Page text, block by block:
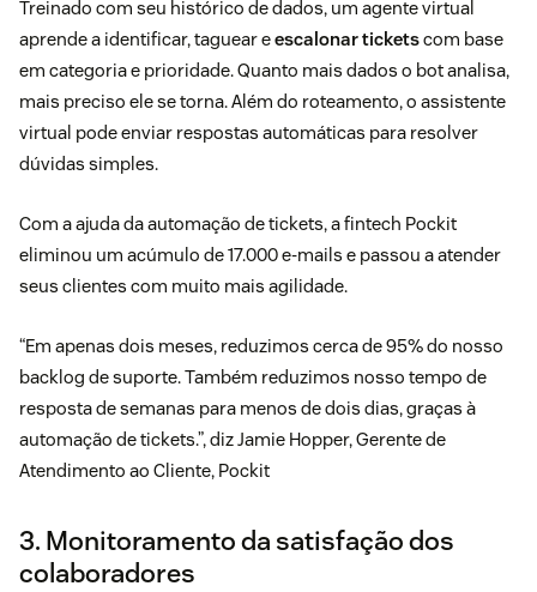
Treinado com seu histórico de dados, um agente virtual
aprende a identificar, taguear eescalonar ticketscom base
em categoria e prioridade. Quanto mais dados o bot analisa,
mais preciso ele se torna. Além do roteamento, o assistente
virtual pode enviar respostas automáticas para resolver
dúvidas simples.
Com a ajuda da automação de tickets, a fintech Pockit
eliminou um acúmulo de 17.000 e-mails e passou a atender
seus clientes com muito mais agilidade.
“Em apenas dois meses, reduzimos cerca de 95% do nosso
backlog de suporte. Também reduzimos nosso tempo de
resposta de semanas para menos de dois dias, graças à
automação de tickets.”, diz Jamie Hopper, Gerente de
Atendimento ao Cliente, Pockit
3. Monitoramento da satisfação dos
colaboradores